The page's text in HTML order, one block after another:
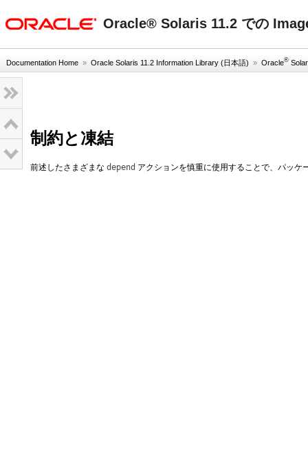
Oracle® Solaris 11.2 での
Documentation Home » Oracle Solaris 11.2 Information Library (日本語) » Oracle®
制約と凍結
前述したさまざまな depend アクションを慎重に使用することで、パッ